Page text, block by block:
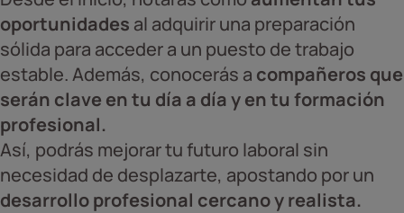
oportunidades al adquirir una preparación
sólida para acceder a un puesto de trabajo
estable. Además, conocerás a compañeros que
serán clave en tu día a día y en tu formación
profesional.
Así, podrás mejorar tu futuro laboral sin
necesidad de desplazarte, apostando por un
desarrollo profesional cercano y realista.